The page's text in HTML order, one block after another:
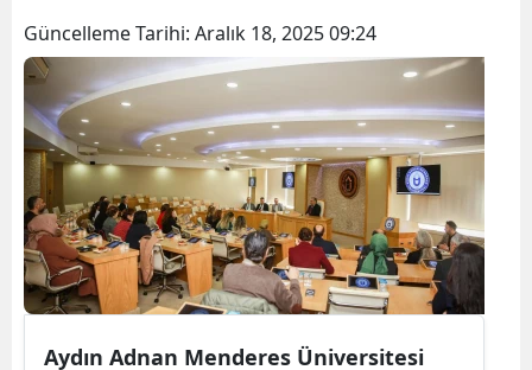
Güncelleme Tarihi: Aralık 18, 2025 09:24
Aydın Adnan Menderes Üniversitesi